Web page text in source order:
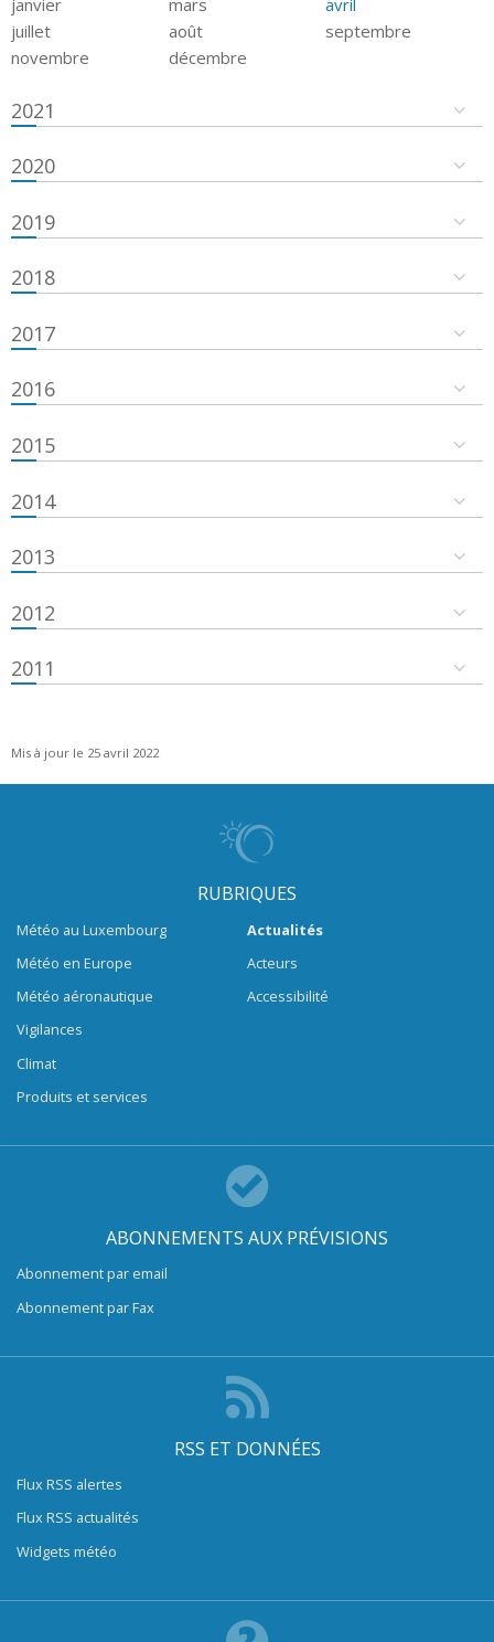
juillet
août
septembre
novembre
décembre
2021
2020
2019
2018
2017
2016
2015
2014
2013
2012
2011
Mis à jour le 25 avril 2022
RUBRIQUES
Météo au Luxembourg
Météo en Europe
Météo aéronautique
Vigilances
Climat
Produits et services
Actualités
Acteurs
Accessibilité
ABONNEMENTS AUX PRÉVISIONS
Abonnement par email
Abonnement par Fax
RSS ET DONNÉES
Flux RSS alertes
Flux RSS actualités
Widgets météo